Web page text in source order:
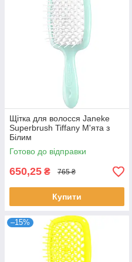
Щітка для волосся Janeke
Superbrush Tiffany М'ята з
Білим
Готово до відправки
650,25 ₴ 765 ₴
Купити
–15%